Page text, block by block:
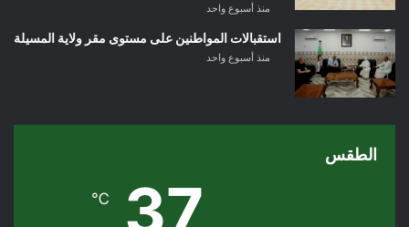
منذ أسبوع واحد
استقبالات المواطنين على مستوى مقر ولاية المسيلة
منذ أسبوع واحد
الطقس
37
℃